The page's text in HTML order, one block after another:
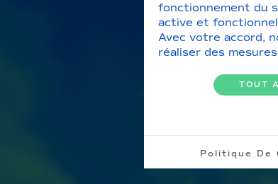
fonctionnement du
active et
Avec votre accord,
réaliser des
TOUT
Politique De